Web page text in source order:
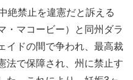
絶禁止を違憲だと訴える
・マコービー）と同州ダラ
イドの間で争われ、最高裁
法で保障され、州に禁止す